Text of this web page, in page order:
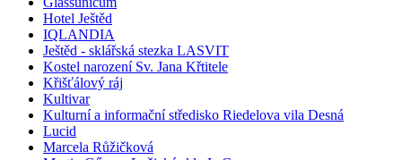
Hotel Ještěd
IQLANDIA
Ještěd - sklářská stezka LASVIT
Kostel narození Sv. Jana Křtitele
Křišťálový ráj
Kultivar
Kulturní a informační středisko Riedelova vila Desná
Lucid
Marcela Růžičková